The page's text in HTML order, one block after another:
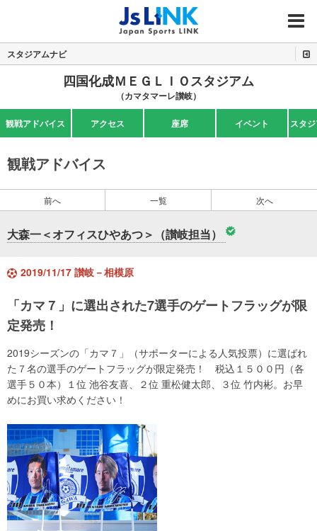
MENU
スタジアムナビ
四国化成ＭＥＧＬＩＯスタジアム
（カマタマーレ讃岐）
観戦アドバイス アクセス 座席 イベント スタ
観戦アドバイス
前へ 一覧 次へ
大森一＜オフィスひやあつ＞（讃岐担当）
2019/11/17 讃岐－相模原
「カマ７」に選出された7選手のゲートフラッグが限
定発売！
2019シーズンの「カマ７」（サポーターによる人気投票）に選ばれ
た７名の選手のゲートフラッグが限定発売！ 税込１５００円（各
選手５０本）１位 池谷友喜、２位 重松健太郎、３位 竹内彬。お早
めにお買い求めください！